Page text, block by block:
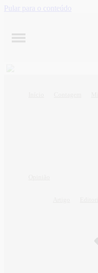
Pular para o conteúdo